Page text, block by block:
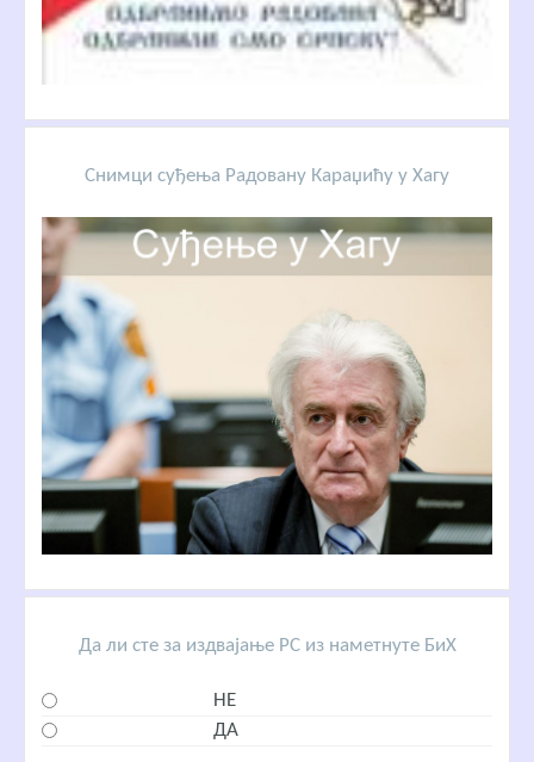
Снимци суђења Радовану Караџићу у Хагу
Да ли сте за издвајање РС из наметнуте БиХ
НЕ
ДА